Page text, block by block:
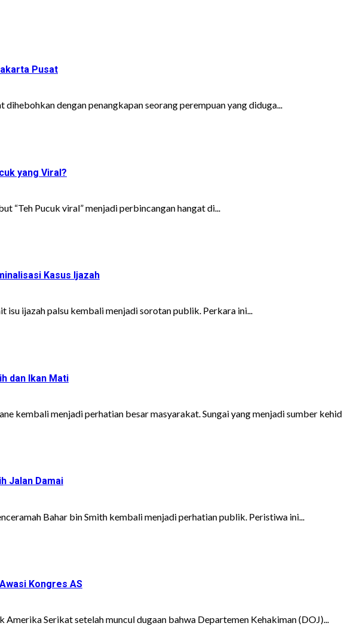
Pusat
dengan penangkapan seorang perempuan yang diduga...
yang Viral?
“Teh Pucuk viral” menjadi perbincangan hangat di...
Kasus Ijazah
ijazah palsu kembali menjadi sorotan publik. Perkara ini...
dan Ikan Mati
kembali menjadi perhatian besar masyarakat. Sungai yang menjadi sumber
Jalan Damai
Bahar bin Smith kembali menjadi perhatian publik. Peristiwa ini...
Kongres AS
Serikat setelah muncul dugaan bahwa Departemen Kehakiman (DOJ)...